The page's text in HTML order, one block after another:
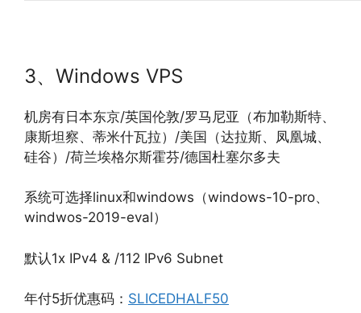
3、Windows VPS
机房有日本东京/英国伦敦/罗马尼亚（布加勒斯特、
康斯坦察、蒂米什瓦拉）/美国（达拉斯、凤凰城、
硅谷）/荷兰埃格尔斯霍芬/德国杜塞尔多夫
系统可选择linux和windows（windows-10-pro、
windwos-2019-eval）
默认1x IPv4 & /112 IPv6 Subnet
年付5折优惠码： SLICEDHALF50